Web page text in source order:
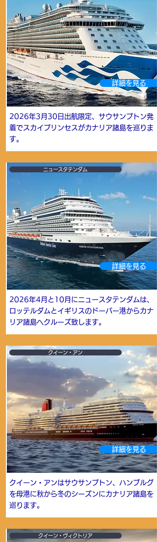
詳細を見る
2026年3月30日出航限定、サウサンプトン発
着でスカイプリンセスがカナリア諸島を巡りま
す。
ニュースタテンダム
詳細を見る
2026年4月と10月にニュースタテンダムは、
ロッテルダムとイギリスのドーバー港からカナ
リア諸島へクルーズ致します。
クイーン・アン
詳細を見る
クイーン・アンはサウサンプトン、ハンブルグ
を母港に秋から冬のシーズンにカナリア諸島を
巡ります。
クイーン・ヴィクトリア